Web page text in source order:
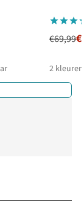
€69,99
2